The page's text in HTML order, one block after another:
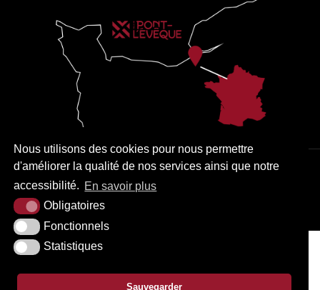
Nous utilisons des cookies pour nous permettre
d'améliorer la qualité de nos services ainsi que notre
accessibilité. En savoir plus
Obligatoires
Fonctionnels
Statistiques
Sauvegarder
PLAN DU SITE MENTIONS LÉGALES ACCESSIBILITÉ